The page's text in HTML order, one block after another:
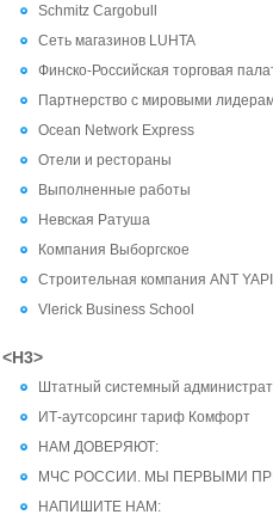
Schmitz Cargobull
Сеть магазинов LUHTA
Финско-Российская торговая
Партнерство с мировыми
Ocean Network Express
Отели и рестораны
Выполненные работы
Невская Ратуша
Компания Выборгское
Строительная компания ANT YAPI
Vlerick Business School
<H3>
Штатный системный
ИТ-аутсорсинг тариф Комфорт
НАМ ДОВЕРЯЮТ:
МЧС РОССИИ. МЫ ПЕРВЫМИ
НАПИШИТЕ НАМ: